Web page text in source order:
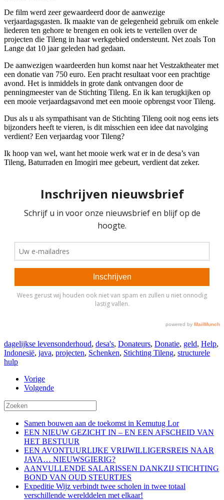
De film werd zeer gewaardeerd door de aanwezige
verjaardagsgasten. Ik maakte van de gelegenheid gebruik om enkele
liederen ten gehore te brengen en ook iets te vertellen over de
projecten die Tileng in haar werkgebied ondersteunt. Net zoals Ton
Lange dat 10 jaar geleden had gedaan.
De aanwezigen waardeerden hun komst naar het Vestzaktheater met
een donatie van 750 euro. Een pracht resultaat voor een prachtige
avond. Het is inmiddels in grote dank ontvangen door de
penningmeester van de Stichting Tileng. En ik kan terugkijken op
een mooie verjaardagsavond met een mooie opbrengst voor Tileng.
Dus als u als sympathisant van de Stichting Tileng ooit nog eens iets
bijzonders heeft te vieren, is dit misschien een idee dat navolging
verdient? Een verjaardag voor Tileng?
Ik hoop van wel, want het mooie werk wat er in de desa’s van
Tileng, Baturraden en Imogiri mee gebeurt, verdient dat zeker.
dagelijkse levensonderhoud, desa's, Donateurs, Donatie, geld, Help,
Indonesië, java, projecten, Schenken, Stichting Tileng, structurele
hulp
Vorige
Volgende
Samen bouwen aan de toekomst in Kemutug Lor
EEN NIEUW GEZICHT IN – EN EEN AFSCHEID VAN
HET BESTUUR
EEN AVONTUURLIJKE VRIJWILLIGERSREIS NAAR
JAVA… NIEUWSGIERIG?
AANVULLENDE SALARISSEN DANKZIJ STICHTING
BOND VAN OUD STEURTJES
Expeditie Wijz verbindt twee scholen in twee totaal
verschillende werelddelen met elkaar!